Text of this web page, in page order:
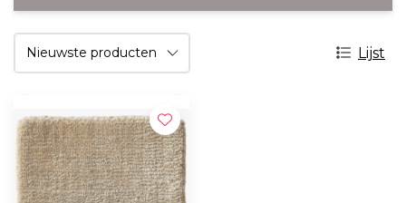
Lijst